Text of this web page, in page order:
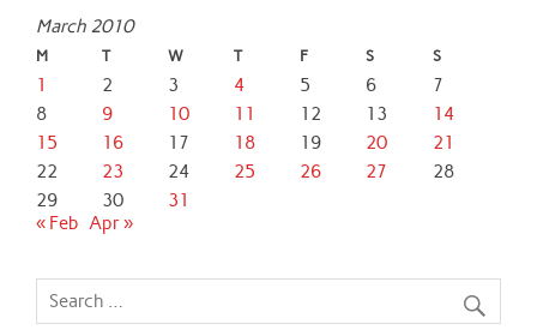
March 2010
M T W T F S S
1 2 3 4 5 6
7
8
9 10 11 12 13
14
15
16 17 18 19 20
21
22
23 24 25 26 27
28
29
30
31
« Feb Apr »